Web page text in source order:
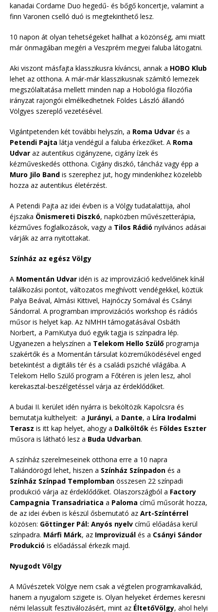
kanadai Cordame Duo hegedű- és bőgő koncertje, valamint a
finn Varonen cselló duó is megtekinthető lesz.
10 napon át olyan tehetségeket hallhat a közönség, ami miatt
már önmagában megéri a Veszprém megyei faluba látogatni.
Aki viszont másfajta klasszikusra kíváncsi, annak a HOBO Klub
lehet az otthona. A már-már klasszikusnak számító lemezek
megszólaltatása mellett minden nap a Hobológia filozófia
irányzat rajongói elmélkedhetnek Földes László állandó
Völgyes szereplő vezetésével.
Vigántpetenden két további helyszín, a Roma Udvar és a
Petendi Pajta látja vendégül a faluba érkezőket. A Roma
Udvar az autentikus cigányzene, cigány ízek és
kézműveskedés otthona. Cigány diszkó, táncház vagy épp a
Muro Jilo Band is szerephez jut, hogy mindenkihez közelebb
hozza az autentikus életérzést.
A Petendi Pajta az idei évben is a Völgy tudatalattija, ahol
éjszaka Önismereti Diszkó, napközben művészetterápia,
kézműves foglalkozások, vagy a Tilos Rádió nyilvános adásai
várják az arra nyitottakat.
Színház az egész Völgy
A Momentán Udvar idén is az improvizáció kedvelőinek kínál
találkozási pontot, változatos meghívott vendégekkel, köztük
Palya Beával, Almási Kittivel, Hajnóczy Somával és Csányi
Sándorral. A programban improvizációs workshop és rádiós
műsor is helyet kap. Az NMHH támogatásával Osbáth
Norbert, a PamKutya duó egyik tagja is színpadra lép.
Ugyanezen a helyszínen a Telekom Hello Szülő programja
szakértők és a Momentán társulat közreműködésével enged
betekintést a digitális tér és a családi psziché világába. A
Telekom Hello Szülő program a Főtéren is jelen lesz, ahol
kerekasztal-beszélgetéssel várja az érdeklődőket.
A budai II. kerület idén nyárra is beköltözik Kapolcsra és
bemutatja kulthelyeit: a Jurányi, a Dante, a Líra Irodalmi
Terasz is itt kap helyet, ahogy a Dalköltők és Földes Eszter
műsora is látható lesz a Buda Udvarban.
A színház szerelmeseinek otthona erre a 10 napra
Taliándörögd lehet, hiszen a Színház Színpadon és a
Színház Színpad Templomban összesen 22 színpadi
produkció várja az érdeklődőket. Olaszországból a Factory
Campagnia Transadriatica a Paloma című műsorát hozza,
de az idei évben is készül ősbemutató az Art-Színtérrel
közösen: Göttinger Pál: Anyós nyelv című előadása kerül
színpadra. Márfi Márk, az Improvizuál és a Csányi Sándor
Produkció is előadással érkezik majd.
Nyugodt Völgy
A Művészetek Völgye nem csak a végtelen programkavalkád,
hanem a nyugalom szigete is. Olyan helyeket érdemes keresni
némi lelassult fesztiválozásért, mint az ÉltetőVölgy, ahol helyi